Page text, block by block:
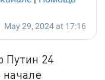
Путин 24
начале